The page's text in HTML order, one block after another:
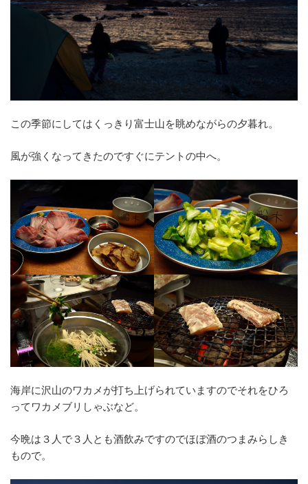
この季節にしてはくっきり富士山を眺めながらの夕暮れ。
風が強くなってきたのですぐにテントの中へ。
海岸に沢山のワカメが打ち上げられていますのでそれをひろ
ってワカメブリしゃぶなど。
今晩は３人で３人とも酒飲みですのでほぼ酒のつまみらしき
もので。